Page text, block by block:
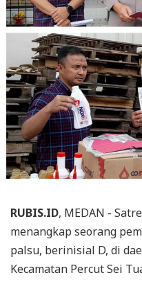
RUBIS.ID, MEDAN -
menangkap seorang
palsu, berinisial D, di
Kecamatan Percut Sei